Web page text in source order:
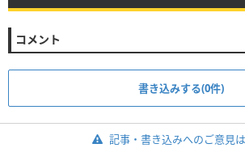
コメント
書き込みする(0件)
記事・書き込みへのご意見